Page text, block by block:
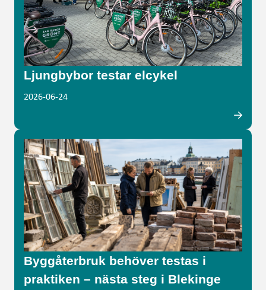
Ljungbybor testar elcykel
2026-06-24
Byggåterbruk behöver testas i
praktiken – nästa steg i Blekinge